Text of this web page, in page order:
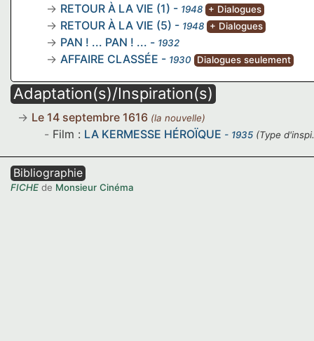
RETOUR À LA VIE (1) - 1948 + Dialogues
RETOUR À LA VIE (5) - 1948 + Dialogues
PAN ! ... PAN ! ... - 1932
AFFAIRE CLASSÉE - 1930 Dialogues seulement
Adaptation(s)/Inspiration(s)
Le 14 septembre 1616 (la nouvelle)
Film : LA KERMESSE HÉROÏQUE - 1935 (Type
Bibliographie
FICHE de Monsieur Cinéma